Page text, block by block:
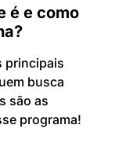
é e como
principais
busca
são as
programa!